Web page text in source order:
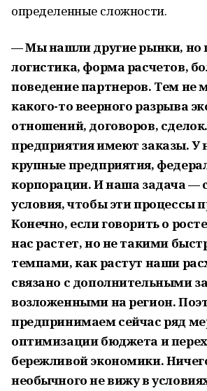
определенные сложности.
— Мы нашли другие рынки, но
логистика, форма расчетов,
поведение партнеров. Тем не
какого-то веерного разрыва
отношений, договоров,
предприятия имеют заказы. У
крупные предприятия,
корпорации. И наша задача —
условия, чтобы эти процессы
Конечно, если говорить о
нас растет, но не такими
темпами, как растут наши
связано с дополнительными
возложенными на регион.
предпринимаем сейчас ряд
оптимизации бюджета и
бережливой экономики.
необычного не вижу в